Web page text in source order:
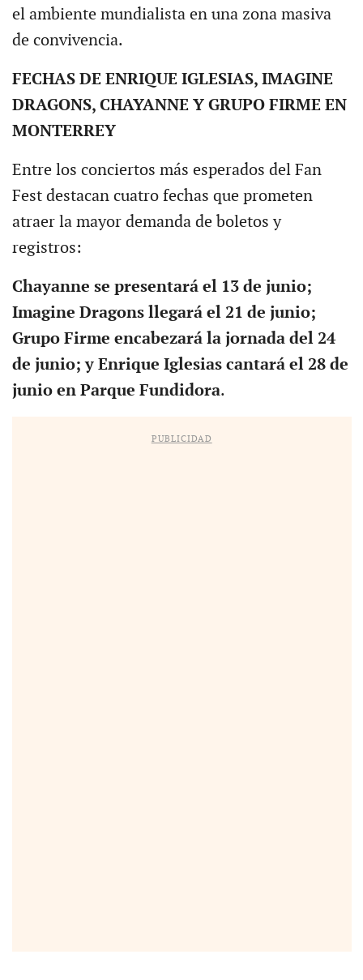
el ambiente mundialista en una zona masiva
de convivencia.
FECHAS DE ENRIQUE IGLESIAS, IMAGINE
DRAGONS, CHAYANNE Y GRUPO FIRME EN
MONTERREY
Entre los conciertos más esperados del Fan
Fest destacan cuatro fechas que prometen
atraer la mayor demanda de boletos y
registros:
Chayanne se presentará el 13 de junio;
Imagine Dragons llegará el 21 de junio;
Grupo Firme encabezará la jornada del 24
de junio; y Enrique Iglesias cantará el 28 de
junio en Parque Fundidora.
PUBLICIDAD